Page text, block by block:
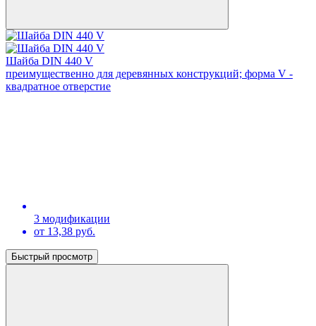
Шайба DIN 440 V
преимущественно для деревянных конструкций; форма V -
квадратное отверстие
3 модификации
от 13,38 руб.
Быстрый просмотр